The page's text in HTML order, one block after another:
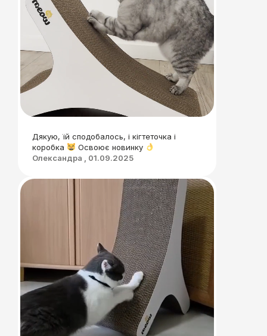
Дякую, їй сподобалось, і кігтеточка і
коробка
Освоює новинку
Олександра , 01.09.2025